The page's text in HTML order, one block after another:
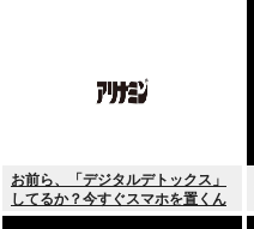
お前ら、「デジタルデトックス」
してるか？今すぐスマホを置くん
だ。